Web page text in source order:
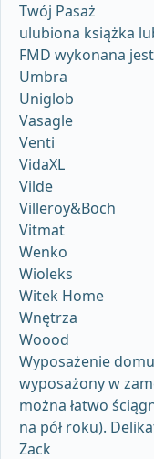
Twój Pasaż
ulubiona książka
FMD wykonana
Umbra
Uniglob
Vasagle
Venti
VidaXL
Vilde
Villeroy&Boch
Vitmat
Wenko
Wioleks
Witek Home
Wnętrza
Woood
Wyposażenie domu
wyposażony w
można łatwo
na pół roku).
Zack